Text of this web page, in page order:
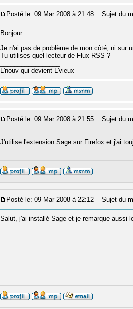
Posté le: 09 Mar 2008 à 21:48 Sujet du
Bonjour
Je n'ai pas de problème de mon côté, ni sur
Tu utilises quel lecteur de Flux RSS ?
L'nouv qui devient L'vieux
Posté le: 09 Mar 2008 à 21:55 Sujet du
J'utilise l'extension Sage sur Firefox et j'ai
Posté le: 09 Mar 2008 à 22:12 Sujet du
Salut, j'ai installé Sage et je remarque aussi
...